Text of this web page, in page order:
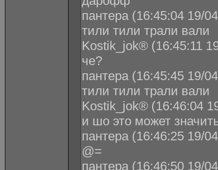
пантера (16:45:04 19/
тили тили трали вали
Kostik_jok® (16:45:11
че?
пантера (16:45:45 19/
тили тили трали вали
Kostik_jok® (16:46:04
и шо это может
пантера (16:46:25 19/
@=
пантера (16:46:50 19/